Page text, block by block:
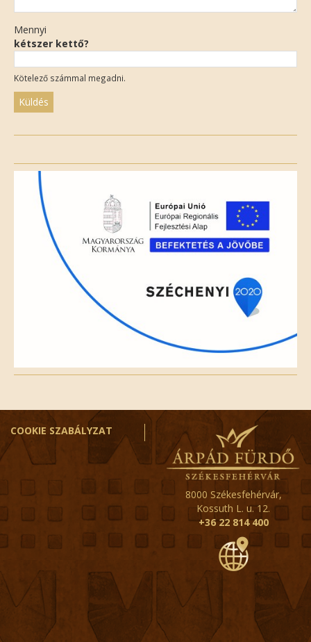
Mennyi
kétszer kettő?
Kötelező számmal megadni.
field
empty.
COOKIE SZABÁLYZAT
8000 Székesfehérvár,
Kossuth L. u. 12.
+36 22 814 400